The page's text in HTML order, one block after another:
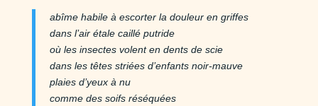
abîme habile à escorter la douleur en griffes
dans l’air étale caillé putride
où les insectes volent en dents de scie
dans les têtes striées d’enfants noir-mauve
plaies d’yeux à nu
comme des soifs réséquées